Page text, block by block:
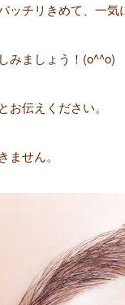
ッチリきめて、一気
みましょう！(o^^o)
お伝えください。
ません。